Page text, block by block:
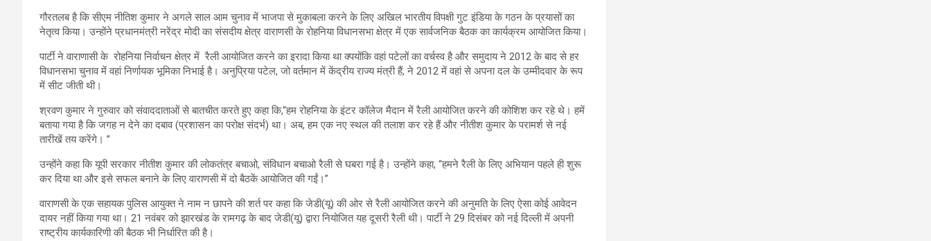
गौरतलब है कि सीएम नीतिश कुमार ने अगले साल आम चुनाव में भाजपा से मुकाबला करने के लिए अखिल भारतीय विपक्षी गुट इंडिया के गठन के प्रयासों का
नेतृत्व किया। उन्होंने प्रधानमंत्री नरेंद्र मोदी का संसदीय क्षेत्र वाराणसी के रोहनिया विधानसभा क्षेत्र में एक सार्वजनिक बैठक का कार्यक्रम आयोजित किया।
पार्टी ने वाराणासी के रोहनिया निर्वाचन क्षेत्र में रैली आयोजित करने का इरादा किया था क्पयोंकि वहां पटेलों का वर्चस्व है और समुदाय ने 2012 के बाद से हर
विधानसभा चुनाव में वहां निर्णायक भूमिका निभाई है। अनुप्रिया पटेल, जो वर्तमान में केंद्रीय राज्य मंत्री हैं, ने 2012 में वहां से अपना दल के उम्मीदवार के रूप
में सीट जीती थी।
श्रवण कुमार ने गुरुवार को संवाददाताओं से बातचीत करते हुए कहा कि,“हम रोहनिया के इंटर कॉलेज मैदान में रैली आयोजित करने की कोशिश कर रहे थे। हमें
बताया गया है कि जगह न देने का दबाव (प्रशासन का परोक्ष संदर्भ) था। अब, हम एक नए स्थल की तलाश कर रहे हैं और नीतीश कुमार के परामर्श से नई
तारीखें तय करेंगे। ”
उन्होंने कहा कि यूपी सरकार नीतीश कुमार की लोकतंत्र बचाओ, संविधान बचाओ रैली से घबरा गई है। उन्होंने कहा, “हमने रैली के लिए अभियान पहले ही शुरू
कर दिया था और इसे सफल बनाने के लिए वाराणसी में दो बैठकें आयोजित की गईं।”
वाराणसी के एक सहायक पुलिस आयुक्त ने नाम न छापने की शर्त पर कहा कि जेडी(यू) की ओर से रैली आयोजित करने की अनुमति के लिए ऐसा कोई आवेदन
दायर नहीं किया गया था। 21 नवंबर को झारखंड के रामगढ़ के बाद जेडी(यू) द्वारा नियोजित यह दूसरी रैली थी। पार्टी ने 29 दिसंबर को नई दिल्ली में अपनी
राष्ट्रीय कार्यकारिणी की बैठक भी निर्धारित की है।